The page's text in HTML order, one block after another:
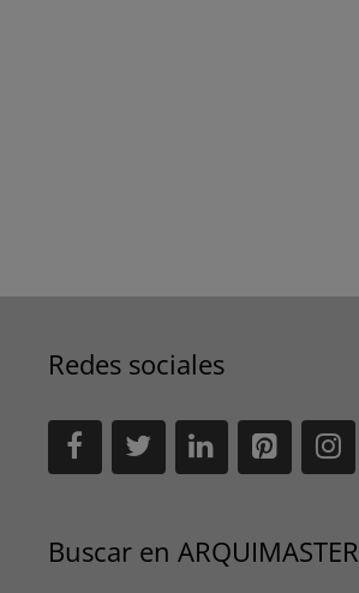
Redes sociales
Buscar en ARQUIMASTER